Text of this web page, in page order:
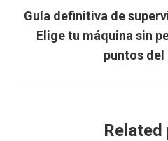
Guía definitiva de
Elige tu máquina sin
puntos